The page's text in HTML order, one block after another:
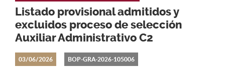
03/06/2026
Listado provisional admitidos y
excluidos proceso de selección
Auxiliar Administrativo C2
BOP-GRA-2026-105006